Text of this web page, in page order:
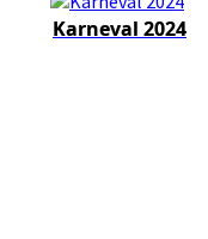
Karneval 2024